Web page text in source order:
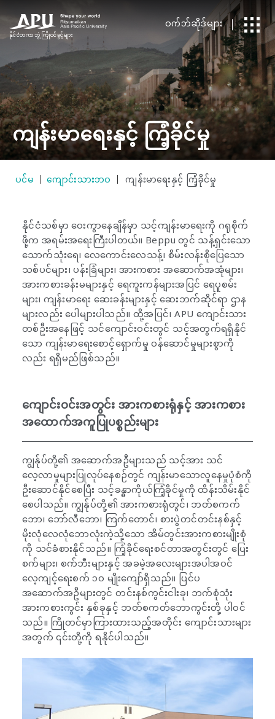
နိုင်ငံတကာ​ ​ဘွဲ့ကြိုဝင်ခွင့်များ
ဝက်ဘ်ဆိုဒ်များ
ကျန်းမာရေးနှင့် ကြံ့ခိုင်မှု
ပင်မ ကျောင်းသားဘဝ ကျန်းမာရေးနှင့် ကြံ့ခိုင်မှု
နိုင်ငံသစ်မှာ ဝေးကွာနေချိန်မှာ သင့်ကျန်းမာရေးကို ဂရုစိုက်
ဖို့က အရမ်းအရေးကြီးပါတယ်။ Beppu တွင် သန့်ရှင်းသော
သောက်သုံးရေ၊ လေကောင်းလေသန့်၊ စိမ်းလန်းစိုပြေသော
သစ်ပင်များ၊ ပန်းခြံများ၊ အားကစား အဆောက်အအုံများ၊
အားကစားခန်းမများနှင့် ရေကူးကန်များအပြင် ရေပူစမ်း
များ၊ ကျန်းမာရေး ဆေးခန်းများနှင့် ဆေးဘက်ဆိုင်ရာ ဌာန
များလည်း ပေါများပါသည်။ ထို့အပြင်၊ APU ကျောင်းသား
တစ်ဦးအနေဖြင့် သင်ကျောင်းဝင်းတွင် သင့်အတွက်ရရှိနိုင်
သော ကျန်းမာရေးစောင့်ရှောက်မှု ဝန်ဆောင်မှုများစွာကို
လည်း ရရှိမည်ဖြစ်သည်။
ကျောင်းဝင်းအတွင်း အားကစားရုံနှင့် အားကစား
အထောက်အကူပြုပစ္စည်းများ
ကျွန်ုပ်တို့၏ အဆောက်အဦများသည် သင့်အား သင်
လေ့လာမှုများပြုလုပ်နေစဉ်တွင် ကျန်းမာသောလူနေမှုပုံစံကို
ဦးဆောင်နိုင်စေပြီး သင့်ခန္ဓာကိုယ်ကြံ့ခိုင်မှုကို ထိန်းသိမ်းနိုင်
စေပါသည်။ ကျွန်ုပ်တို့၏ အားကစားရုံတွင်၊ ဘတ်စကက်
ဘော၊ ဘော်လီဘော၊ ကြက်တောင်၊ စားပွဲတင်တင်းနစ်နှင့်
မိုးလုံလေလုံဘောလုံးကဲ့သို့သော အိမ်တွင်းအားကစားမျိုးစုံ
ကို သင်ခံစားနိုင်သည်။ ကြံ့ခိုင်ရေးစင်တာအတွင်းတွင် ပြေး
စက်များ၊ စက်ဘီးများနှင့် အခမဲ့အလေးများအပါအဝင်
လေ့ကျင့်ရေးစက် ၁၀ မျိုးကျော်ရှိသည်။ ပြင်ပ
အဆောက်အဦများတွင် တင်းနစ်ကွင်းငါးခု၊ ဘက်စုံသုံး
အားကစားကွင်း နှစ်ခုနှင့် ဘတ်စကတ်ဘောကွင်းတို့ ပါဝင်
သည်။ ကြိုတင်မှာကြားထားသည့်အတိုင်း ကျောင်းသားများ
အတွက် ၎င်းတို့ကို ရနိုင်ပါသည်။